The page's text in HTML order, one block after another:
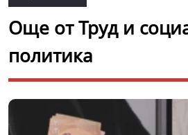
Още от Труд и
политика